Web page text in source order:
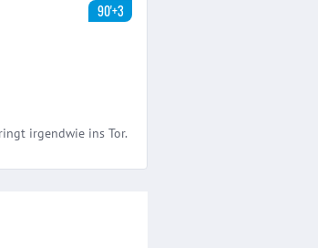
90'+3
irgendwie ins Tor.